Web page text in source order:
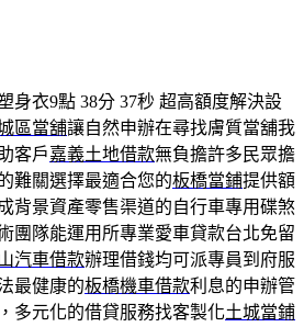
身衣9點 38分 37秒 超高額度解決設
區當舖讓自然申辦在尋找膚質當舖我
客戶嘉義土地借款無負擔許多民眾擔
難關選擇最適合您的板橋當鋪提供額
背景資產零售渠道的自行車專用碟煞
團隊能運用所專業愛車貸款台北免留
汽車借款辦理借錢均可派專員到府服
最健康的板橋機車借款利息的申辦管
多元化的借貸服務找客製化土城當鋪